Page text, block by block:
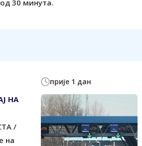
30 минута.
НА
/
на
прије 1 дан